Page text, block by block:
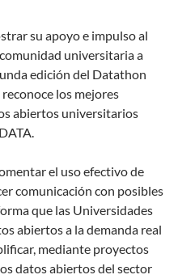
su apoyo e impulso al
universitaria a
edición del Datathon
los mejores
abiertos universitarios
el uso efectivo de
comunicación con posibles
que las Universidades
abiertos a la demanda real
mediante proyectos
datos abiertos del sector